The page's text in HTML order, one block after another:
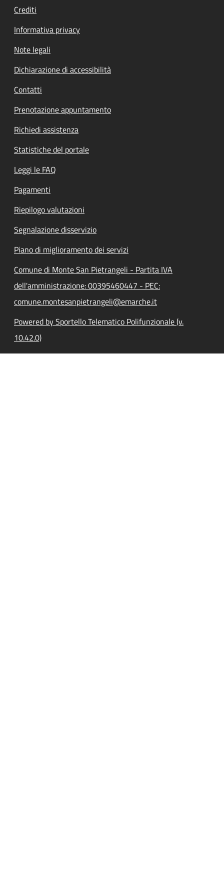
Crediti
Informativa privacy
Note legali
Dichiarazione di accessibilità
Contatti
Prenotazione appuntamento
Richiedi assistenza
Statistiche del portale
Leggi le FAQ
Pagamenti
Riepilogo valutazioni
Segnalazione disservizio
Piano di miglioramento dei servizi
Comune di Monte San Pietrangeli - Partita IVA
dell'amministrazione: 00395460447 - PEC:
comune.montesanpietrangeli@emarche.it
Powered by Sportello Telematico Polifunzionale (v.
10.42.0)